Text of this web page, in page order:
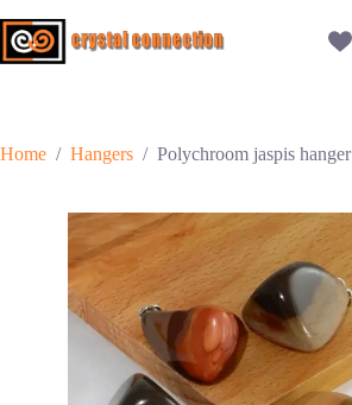
naar
de
Home / Hangers / Polychroom jaspis hanger